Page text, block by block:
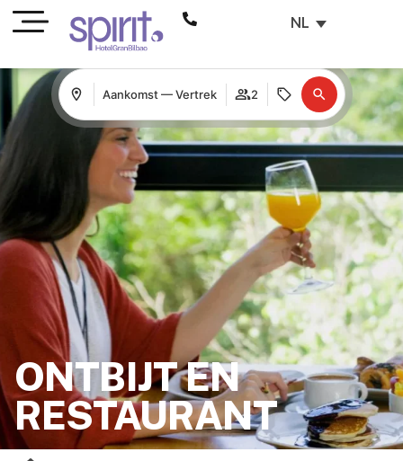
NL
Aankomst — Vertrek 2
ONTBIJT EN
RESTAURANT